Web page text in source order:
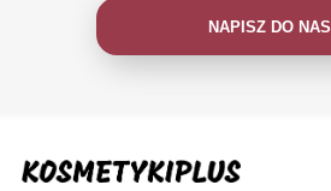
NAPISZ DO NAS